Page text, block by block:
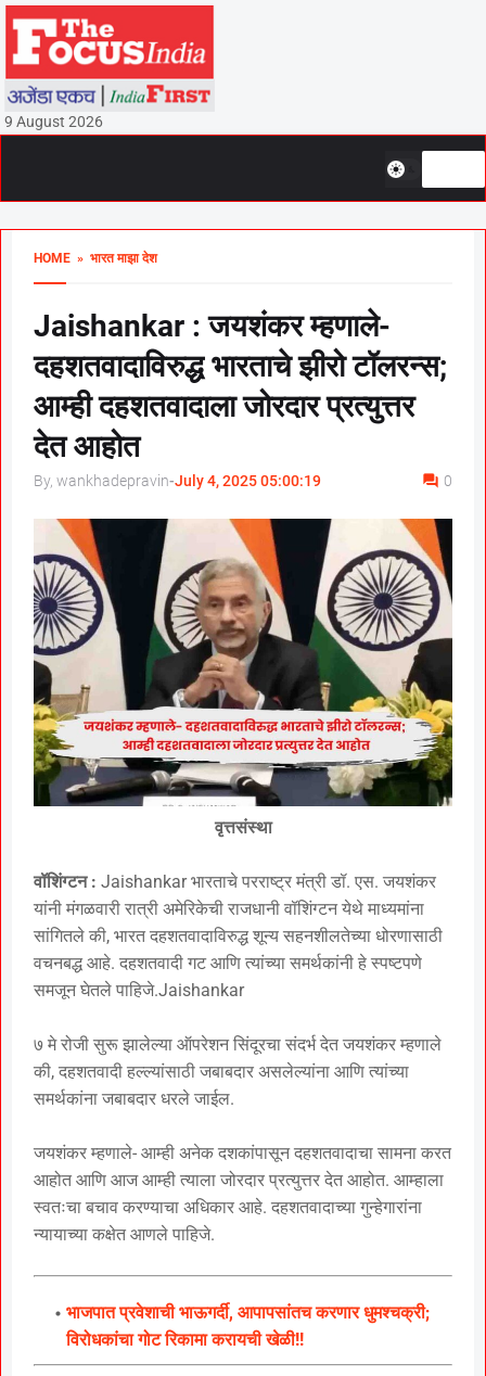
9 August 2026
HOME » भारत माझा देश
Jaishankar : जयशंकर म्हणाले-
दहशतवादाविरुद्ध भारताचे झीरो टॉलरन्स;
आम्ही दहशतवादाला जोरदार प्रत्युत्तर
देत आहोत
By, wankhadepravin-July 4, 2025 05:00:19 0
वृत्तसंस्था
वॉशिंग्टन : Jaishankar भारताचे परराष्ट्र मंत्री डॉ. एस. जयशंकर
यांनी मंगळवारी रात्री अमेरिकेची राजधानी वॉशिंग्टन येथे माध्यमांना
सांगितले की, भारत दहशतवादाविरुद्ध शून्य सहनशीलतेच्या धोरणासाठी
वचनबद्ध आहे. दहशतवादी गट आणि त्यांच्या समर्थकांनी हे स्पष्टपणे
समजून घेतले पाहिजे.Jaishankar
७ मे रोजी सुरू झालेल्या ऑपरेशन सिंदूरचा संदर्भ देत जयशंकर म्हणाले
की, दहशतवादी हल्ल्यांसाठी जबाबदार असलेल्यांना आणि त्यांच्या
समर्थकांना जबाबदार धरले जाईल.
जयशंकर म्हणाले- आम्ही अनेक दशकांपासून दहशतवादाचा सामना करत
आहोत आणि आज आम्ही त्याला जोरदार प्रत्युत्तर देत आहोत. आम्हाला
स्वतःचा बचाव करण्याचा अधिकार आहे. दहशतवादाच्या गुन्हेगारांना
न्यायाच्या कक्षेत आणले पाहिजे.
भाजपात प्रवेशाची भाऊगर्दी, आपापसांतच करणार धुमश्चक्री;
विरोधकांचा गोट रिकामा करायची खेळी!!